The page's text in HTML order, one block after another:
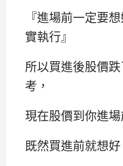
『進場前一定要
實執行』
所以買進後股價
考，
現在股價到你進
既然買進前就想好